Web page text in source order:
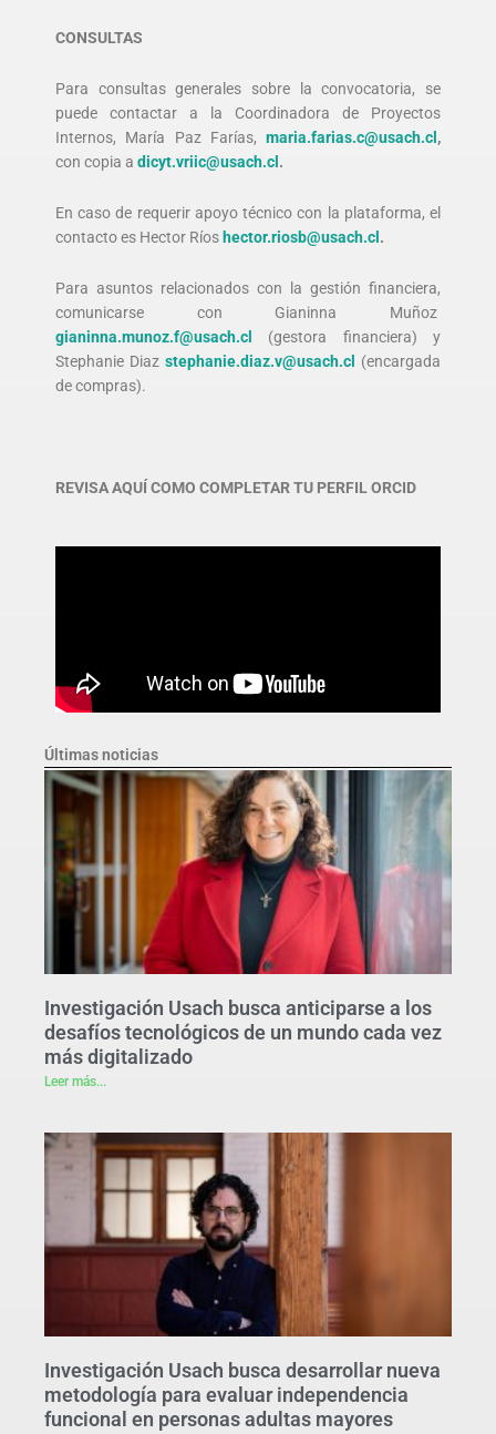
CONSULTAS
Para consultas generales sobre la convocatoria, se
puede contactar a la Coordinadora de Proyectos
Internos, María Paz Farías, maria.farias.c@usach.cl ,
con copia a dicyt.vriic@usach.cl .
En caso de requerir apoyo técnico con la plataforma, el
contacto es Hector Ríos hector.riosb@usach.cl .
Para asuntos relacionados con la gestión financiera,
comunicarse con Gianinna Muñoz
gianinna.munoz.f@usach.cl
(gestora financiera) y
Stephanie Diaz stephanie.diaz.v@usach.cl
(encargada
de compras).
REVISA AQUÍ COMO COMPLETAR TU PERFIL ORCID
Últimas noticias
Investigación Usach busca anticiparse a los
desafíos tecnológicos de un mundo cada vez
más digitalizado
Leer más...
Investigación Usach busca desarrollar nueva
metodología para evaluar independencia
funcional en personas adultas mayores